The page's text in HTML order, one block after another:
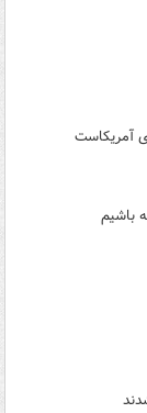
آمریکاست
باشیم